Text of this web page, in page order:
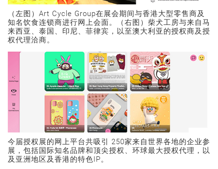
（左图）Art Cycle Group在展会期间与香港大型零售商及
知名饮食连锁商进行网上会面。（右图）柴犬工房与来自马
来西亚、泰国、印尼、菲律宾，以至澳大利亚的授权商及授
权代理洽商。
今届授权展的网上平台共吸引 250家来自世界各地的企业参
展，包括国际知名品牌和顶尖授权、环球最大授权代理，以
及亚洲地区及香港的特色IP。